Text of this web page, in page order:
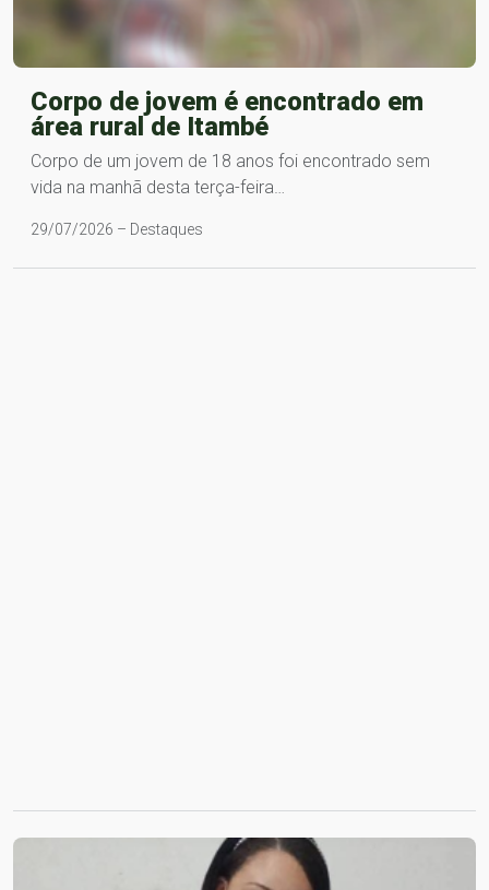
Corpo de jovem é encontrado em
área rural de Itambé
Corpo de um jovem de 18 anos foi encontrado sem
vida na manhã desta terça-feira…
29/07/2026 – Destaques